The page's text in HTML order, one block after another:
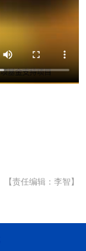
【责任编辑：李智】